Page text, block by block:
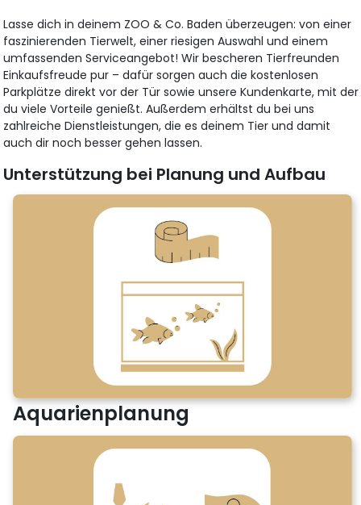
Lasse dich in deinem ZOO & Co. Baden überzeugen: von einer
faszinierenden Tierwelt, einer riesigen Auswahl und einem
umfassenden Serviceangebot! Wir bescheren Tierfreunden
Einkaufsfreude pur – dafür sorgen auch die kostenlosen
Parkplätze direkt vor der Tür sowie unsere Kundenkarte, mit der
du viele Vorteile genießt. Außerdem erhältst du bei uns
zahlreiche Dienstleistungen, die es deinem Tier und damit
auch dir noch besser gehen lassen.
Unterstützung bei Planung und Aufbau
Aquarienplanung